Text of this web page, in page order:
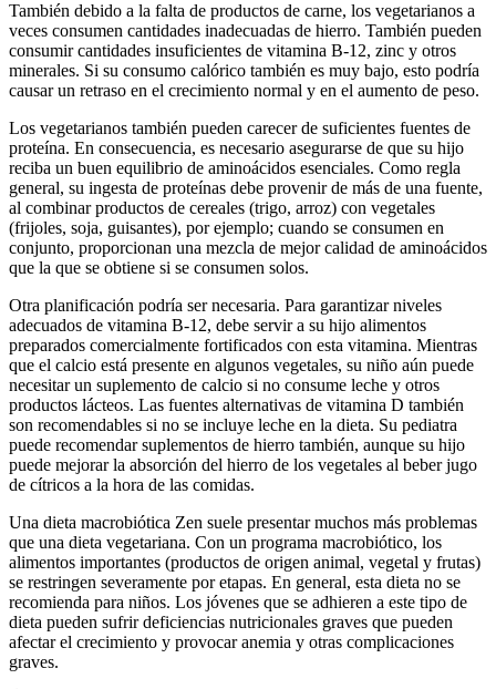
También debido a la falta de productos de carne, los vegetarianos a
veces consumen cantidades inadecuadas de hierro. También pueden
consumir cantidades insuficientes de vitamina B-12, zinc y otros
minerales. Si su consumo calórico también es muy bajo, esto podría
causar un retraso en el crecimiento normal y en el aumento de peso.
Los vegetarianos también pueden carecer de suficientes fuentes de
proteína. En consecuencia, es necesario asegurarse de que su hijo
reciba un buen equilibrio de aminoácidos esenciales. Como regla
general, su ingesta de proteínas debe provenir de más de una fuente,
al combinar productos de cereales (trigo, arroz) con vegetales
(frijoles, soja, guisantes), por ejemplo; cuando se consumen en
conjunto, proporcionan una mezcla de mejor calidad de aminoácidos
que la que se obtiene si se consumen solos.
Otra planificación podría ser necesaria. Para garantizar niveles
adecuados de vitamina B-12, debe servir a su hijo alimentos
preparados comercialmente fortificados con esta vitamina. Mientras
que el calcio está presente en algunos vegetales, su niño aún puede
necesitar un suplemento de calcio si no consume leche y otros
productos lácteos. Las fuentes alternativas de vitamina D también
son recomendables si no se incluye leche en la dieta. Su pediatra
puede recomendar suplementos de hierro también, aunque su hijo
puede mejorar la absorción del hierro de los vegetales al beber jugo
de cítricos a la hora de las comidas.
Una dieta macrobiótica Zen suele presentar muchos más problemas
que una dieta vegetariana. Con un programa macrobiótico, los
alimentos importantes (productos de origen animal, vegetal y frutas)
se restringen severamente por etapas. En general, esta dieta no se
recomienda para niños. Los jóvenes que se adhieren a este tipo de
dieta pueden sufrir deficiencias nutricionales graves que pueden
afectar el crecimiento y provocar anemia y otras complicaciones
graves.